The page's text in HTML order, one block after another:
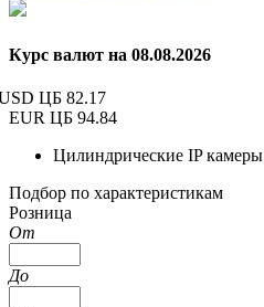
Курс валют на 08.08.2026
ЦБ 82.17
EUR ЦБ 94.84
Цилиндрические IP камеры
Подбор по характеристикам
Розница
От
До